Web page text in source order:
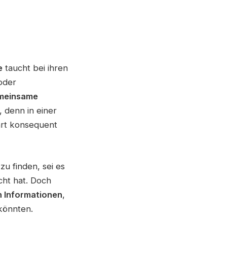
taucht bei ihren
denn in einer
konsequent
finden, sei es
hat. Doch
Informationen,